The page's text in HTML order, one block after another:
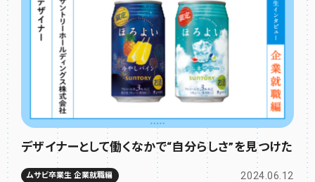
デザイナーとして働くなかで“自分らしさ”を見つけた
ムサビ卒業生 企業就職編 2024.06.12